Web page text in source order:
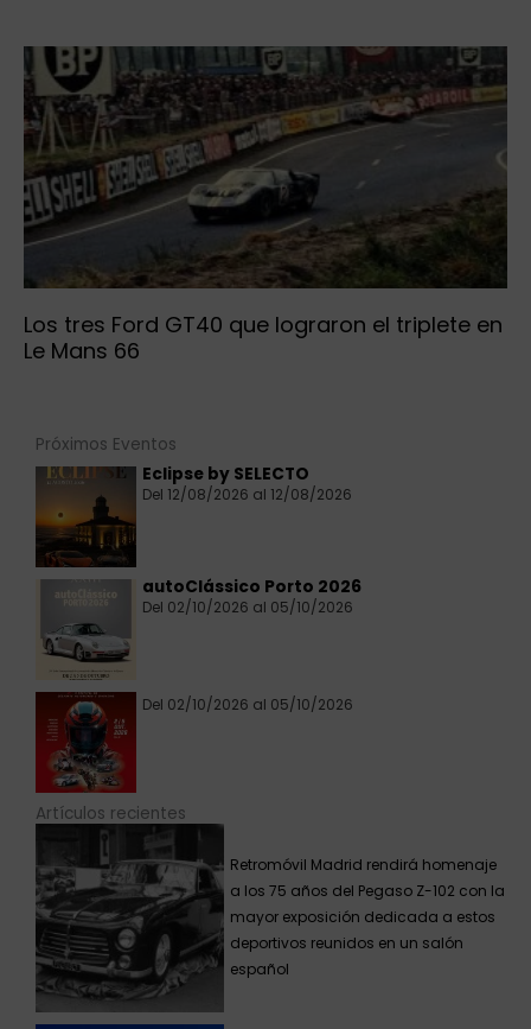
Los tres Ford GT40 que lograron el triplete en
Le Mans 66
Próximos Eventos
Eclipse by SELECTO
Del 12/08/2026 al 12/08/2026
autoClássico Porto 2026
Del 02/10/2026 al 05/10/2026
Del 02/10/2026 al 05/10/2026
Artículos recientes
Retromóvil Madrid rendirá homenaje
a los 75 años del Pegaso Z-102 con la
mayor exposición dedicada a estos
deportivos reunidos en un salón
español